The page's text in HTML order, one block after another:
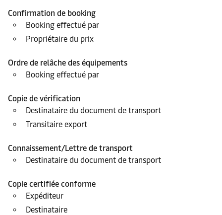
Confirmation de booking
Booking effectué par
Propriétaire du prix
Ordre de relâche des équipements
Booking effectué par
Copie de vérification
Destinataire du document de transport
Transitaire export
Connaissement/Lettre de transport
Destinataire du document de transport
Copie certifiée conforme
Expéditeur
Destinataire